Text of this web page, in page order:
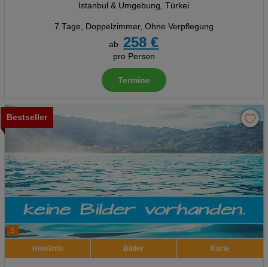
Istanbul & Umgebung, Türkei
7 Tage, Doppelzimmer, Ohne Verpflegung
ab
258 €
pro Person
Termine
5
Bestseller
Hotelinfo Bilder Karte